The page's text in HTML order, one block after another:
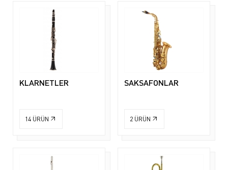
KLARNETLER
14 ÜRÜN
SAKSAFONLAR
2 ÜRÜN